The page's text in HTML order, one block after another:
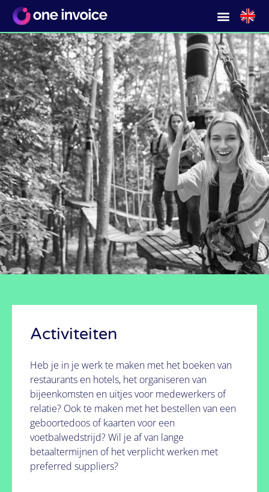
Ondersteuning in MICE & Travel op
afroep?
Activiteiten
Heb je in je werk te maken met het boeken van
restaurants en hotels, het organiseren van
bijeenkomsten en uitjes voor medewerkers of
relatie? Ook te maken met het bestellen van een
geboortedoos of kaarten voor een
voetbalwedstrijd? Wil je af van lange
betaaltermijnen of het verplicht werken met
preferred suppliers?